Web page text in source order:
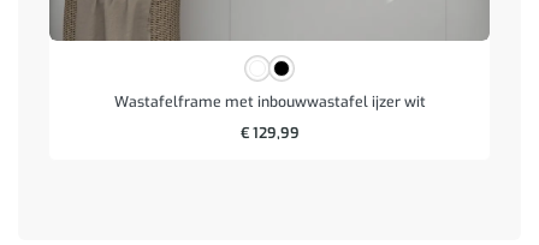
Wastafelframe met inbouwwastafel ijzer wit
€129,99